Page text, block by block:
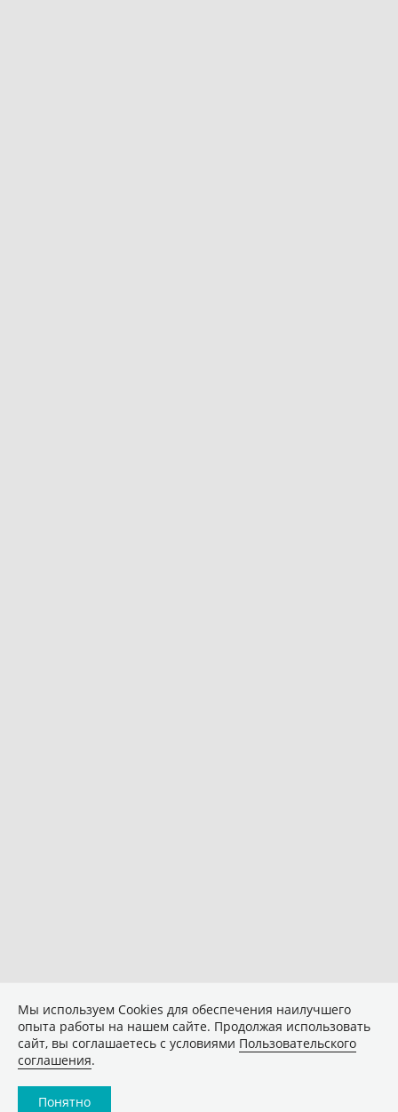
Мы используем Сookies для обеспечения наилучшего
опыта работы на нашем сайте. Продолжая использовать
сайт, вы соглашаетесь с условиями Пользовательского
соглашения.
Понятно